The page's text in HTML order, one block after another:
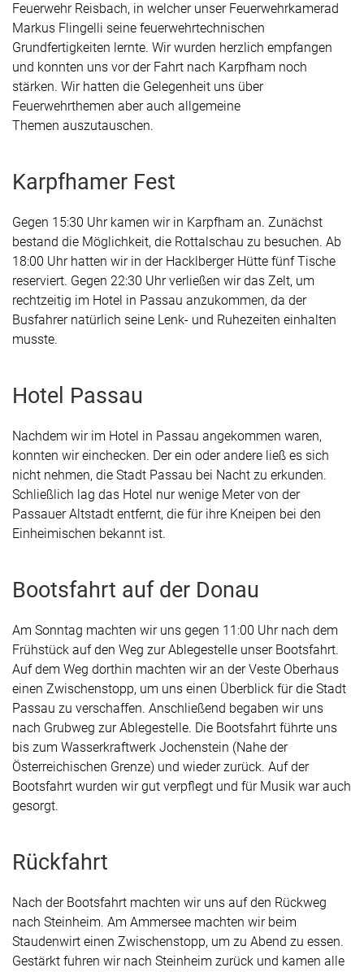
Feuerwehr Reisbach, in welcher unser Feuerwehrkamerad
Markus Flingelli seine feuerwehrtechnischen
Grundfertigkeiten lernte. Wir wurden herzlich empfangen
und konnten uns vor der Fahrt nach Karpfham noch
stärken. Wir hatten die Gelegenheit uns über
Feuerwehrthemen aber auch allgemeine
Themen auszutauschen.
Karpfhamer Fest
Gegen 15:30 Uhr kamen wir in Karpfham an. Zunächst
bestand die Möglichkeit, die Rottalschau zu besuchen. Ab
18:00 Uhr hatten wir in der Hacklberger Hütte fünf Tische
reserviert. Gegen 22:30 Uhr verließen wir das Zelt, um
rechtzeitig im Hotel in Passau anzukommen, da der
Busfahrer natürlich seine Lenk- und Ruhezeiten einhalten
musste.
Hotel Passau
Nachdem wir im Hotel in Passau angekommen waren,
konnten wir einchecken. Der ein oder andere ließ es sich
nicht nehmen, die Stadt Passau bei Nacht zu erkunden.
Schließlich lag das Hotel nur wenige Meter von der
Passauer Altstadt entfernt, die für ihre Kneipen bei den
Einheimischen bekannt ist.
Bootsfahrt auf der Donau
Am Sonntag machten wir uns gegen 11:00 Uhr nach dem
Frühstück auf den Weg zur Ablegestelle unser Bootsfahrt.
Auf dem Weg dorthin machten wir an der Veste Oberhaus
einen Zwischenstopp, um uns einen Überblick für die Stadt
Passau zu verschaffen. Anschließend begaben wir uns
nach Grubweg zur Ablegestelle. Die Bootsfahrt führte uns
bis zum Wasserkraftwerk Jochenstein (Nahe der
Österreichischen Grenze) und wieder zurück. Auf der
Bootsfahrt wurden wir gut verpflegt und für Musik war auch
gesorgt.
Rückfahrt
Nach der Bootsfahrt machten wir uns auf den Rückweg
nach Steinheim. Am Ammersee machten wir beim
Staudenwirt einen Zwischenstopp, um zu Abend zu essen.
Gestärkt fuhren wir nach Steinheim zurück und kamen alle